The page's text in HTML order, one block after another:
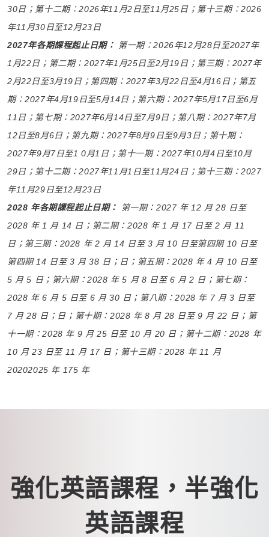
30日；第十二期：2026年11月2日至11月25日；第十三期：2026
年11月30日至12月23日
2027年各期課程起止日期：
第一期：2026年12月28日至2027年
1月22日；第二期：2027年1月25日至2月19日；第三期：2027年
2月22日至3月19日；第四期：2027年3月22日至4月16日；第五
期：2027年4月19日至5月14日；第六期：2027年5月17日至6月
11日；第七期：2027年6月14日至7月9日；第八期：2027年7月
12日至8月6日；第九期：2027年8月9日至9月3日；第十期：
2027年9月7日至1 0月1日；第十一期：2027年10月4日至10月
29日；第十二期：2027年11月1日至11月24日；第十三期：2027
年11月29日至12月23日
2028 年各期課程起止日期：
第一期：2027 年 12 月 28 日至
2028 年 1 月 14 日；第二期：2028 年 1 月 17 日至 2 月 11
日；第三期：2028 年 2 月 14 日至 3 月 10 日至第四期 10 日至
第四期 14 日至 3 月 38 日；日；第五期：2028 年 4 月 10 日至
5 月 5 日；第六期：2028 年 5 月 8 日至 6 月 2 日；第七期：
2028 年 6 月 5 日至 6 月 30 日；第八期：2028 年 7 月 3 日至
7 月 28 日；日；第十期：2028 年 8 月 28 日至 9 月 22 日；第
十一期：2028 年 9 月 25 日至 10 月 20 日；第十二期：2028 年
10 月 23 日至 11 月 17 日；第十三期：2028 年 11 月
20202025 年 175 年
強化英語​​課程，半強化
英語課程